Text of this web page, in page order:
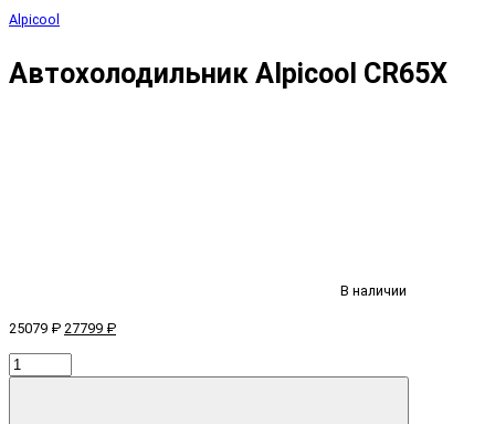
Alpicool
Автохолодильник Alpicool CR65X
В наличии
25079 ₽ 27799 ₽